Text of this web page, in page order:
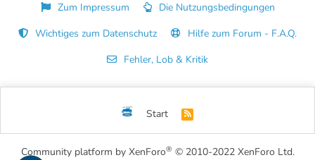
Zum Impressum
Die Nutzungsbedingungen
Wichtiges zum Datenschutz
Hilfe zum Forum - F.A.Q.
Fehler, Lob & Kritik
Start
R
S
Community platform by XenForo® © 2010-2022 XenForo Ltd.